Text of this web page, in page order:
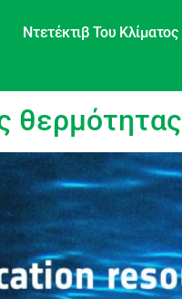
Ντετέκτιβ Του Κλίματος
θερμότητας